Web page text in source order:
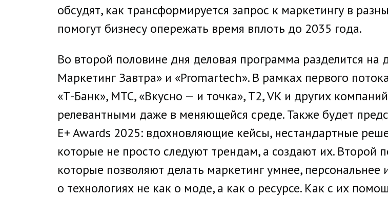
обсудят, как трансформируется запрос к маркетингу в
помогут бизнесу опережать время вплоть до 2035 года.
Во второй половине дня деловая программа разделится на
Маркетинг Завтра» и «Promartech». В рамках первого
«Т-Банк», МТС, «Вкусно — и точка», Т2, VK и других
релевантными даже в меняющейся среде. Также будет
E+ Awards 2025: вдохновляющие кейсы, нестандартные
которые не просто следуют трендам, а создают их. Второй
которые позволяют делать маркетинг умнее,
о технологиях не как о моде, а как о ресурсе. Как с их